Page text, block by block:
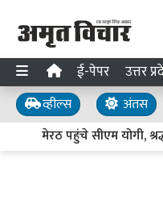
ई-पेपर उत्तर
व्हील्स अंतस
मेरठ पहुंचे सीएम योगी,